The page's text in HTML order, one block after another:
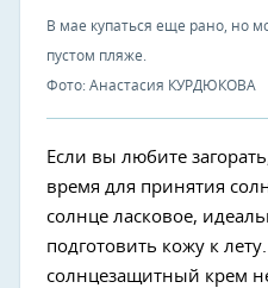
В мае купаться еще рано, но
пустом пляже.
Фото: Анастасия КУРДЮКОВА
Если вы любите
время для принятия
солнце ласковое,
подготовить кожу к
солнцезащитный крем